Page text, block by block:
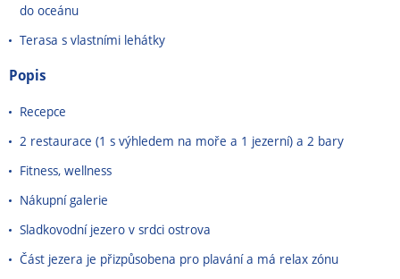
do oceánu
Terasa s vlastními lehátky
Popis
Recepce
2 restaurace (1 s výhledem na moře a 1 jezerní) a 2 bary
Fitness, wellness
Nákupní galerie
Sladkovodní jezero v srdci ostrova
Část jezera je přizpůsobena pro plavání a má relax zónu